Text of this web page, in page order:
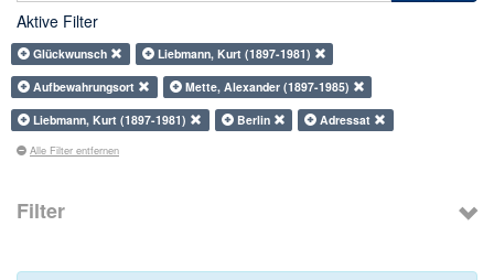
Aktive Filter
Glückwunsch
Liebmann, Kurt (1897-1981)
Aufbewahrungsort
Mette, Alexander (1897-1985)
Liebmann, Kurt (1897-1981)
Berlin Adressat
Alle Filter entfernen
Filter